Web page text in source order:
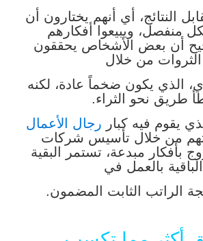
النتائج، أي أنهم يختارون أن
منفصل، ويبيعوا أفكارهم
أن بعض الأشخاص يحققون
الثروات من خلال
الذي يكون ضخماً عادة، لكنه
طريق نحو الثراء.
يقوم فيه كبار رجال الأعمال
من خلال تأسيس شركات
بأفكار مبدعة، تستمر البقية
الباقية بالعمل في
الراتب الثابت المضمون.